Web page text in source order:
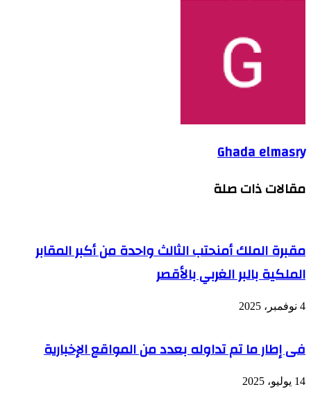
Ghada elmasry
مقالات ذات صلة
مقبرة الملك أمنحتب الثالث واحدة من أكبر المقابر
الملكية بالبر الغربي بالأقصر
4 نوفمبر، 2025
فى إطار ما تم تداوله بعدد من المواقع الإخبارية
14 يوليو، 2025